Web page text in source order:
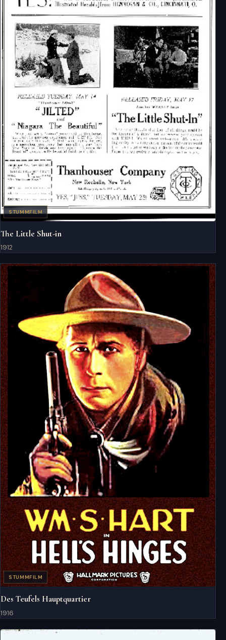
STUMMFILM
The Little Shut-in
1912
STUMMFILM
Des Teufels Hauptquartier
1916